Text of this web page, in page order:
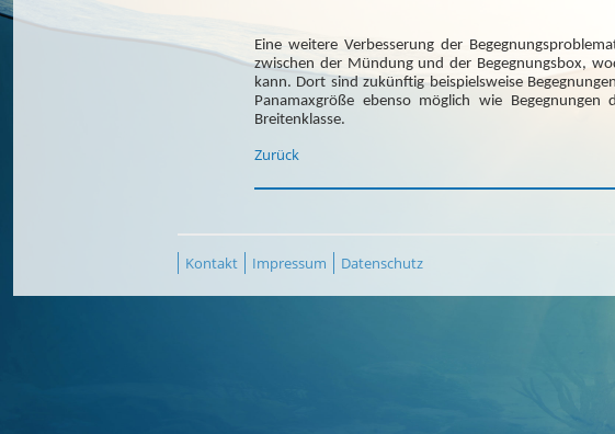
Eine weitere Verbesserung der
zwischen der Mündung und der Begegnungsbox,
kann. Dort sind zukünftig beispielsweise
Panamaxgröße ebenso möglich wie
Breitenklasse.
Zurück
Kontakt Impressum Datenschutz